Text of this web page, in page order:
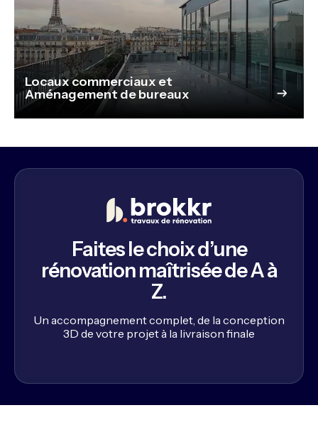
Locaux commerciaux et
Aménagement de bureaux
Faites le choix d’une
rénovation maîtrisée de A à
Z.
Un accompagnement complet, de la conception
3D de votre projet à la livraison finale